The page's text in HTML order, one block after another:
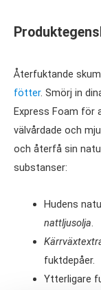
Återfuktande
fötter. Smörj in
Express Foam för
välvårdade och
och återfå sin
substanser:
Hudens
nattljusolja
fuktdepåer.
Ytterligare